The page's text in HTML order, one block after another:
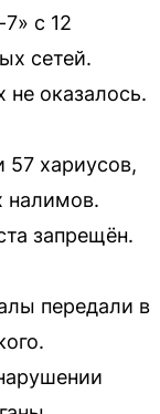
с 12
сетей.
не оказалось.
хариусов,
налимов.
запрещён.
передали в